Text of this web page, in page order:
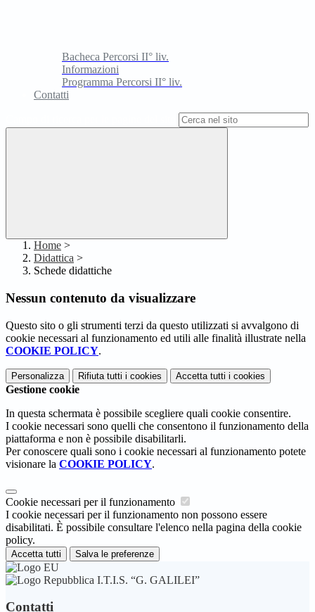
Bacheca Percorsi II° liv.
Informazioni
Programma Percorsi II° liv.
Contatti
Home >
Didattica >
Schede didattiche
Nessun contenuto da visualizzare
Questo sito o gli strumenti terzi da questo utilizzati si avvalgono di
cookie necessari al funzionamento ed utili alle finalità illustrate nella
COOKIE POLICY.
Personalizza Rifiuta tutti i cookies Accetta tutti i cookies
Gestione cookie
In questa schermata è possibile scegliere quali cookie consentire.
I cookie necessari sono quelli che consentono il funzionamento della
piattaforma e non è possibile disabilitarli.
Per conoscere quali sono i cookie necessari al funzionamento potete
visionare la COOKIE POLICY.
Cookie necessari per il funzionamento
I cookie necessari per il funzionamento non possono essere
disabilitati. È possibile consultare l'elenco nella pagina della cookie
policy.
Accetta tutti Salva le preferenze
I.T.I.S. “G. GALILEI”
Contatti